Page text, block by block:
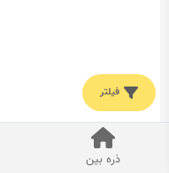
سردوشی لباس
فیلتر
ذره بین